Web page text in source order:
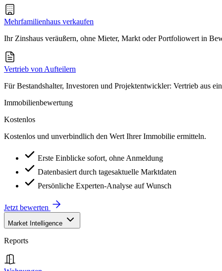
Mehrfamilienhaus verkaufen
Ihr Zinshaus veräußern, ohne Mieter, Markt oder Portfoliowert in
Vertrieb von Aufteilern
Für Bestandshalter, Investoren und Projektentwickler: Vertrieb aus
Immobilienbewertung
Kostenlos
Kostenlos und unverbindlich den Wert Ihrer Immobilie ermitteln.
Erste Einblicke sofort, ohne Anmeldung
Datenbasiert durch tagesaktuelle Marktdaten
Persönliche Experten-Analyse auf Wunsch
Jetzt bewerten
Market Intelligence
Reports